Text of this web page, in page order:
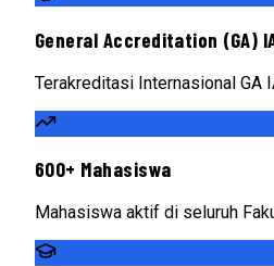
General Accreditation (GA)
Terakreditasi Internasional GA
600+ Mahasiswa
Mahasiswa aktif di seluruh